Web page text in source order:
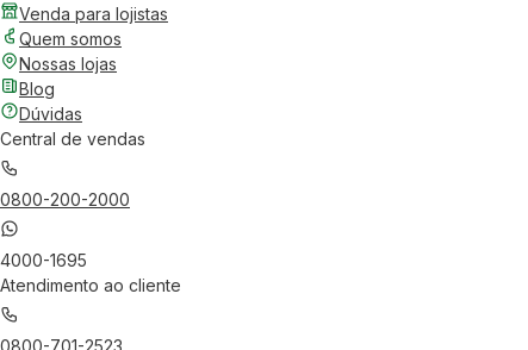
Venda para lojistas
Quem somos
Nossas lojas
Blog
Dúvidas
Central de vendas
0800-200-2000
4000-1695
Atendimento ao cliente
0800-701-2523